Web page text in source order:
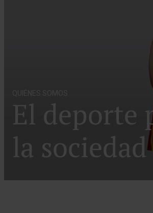
El deporte
la sociedad